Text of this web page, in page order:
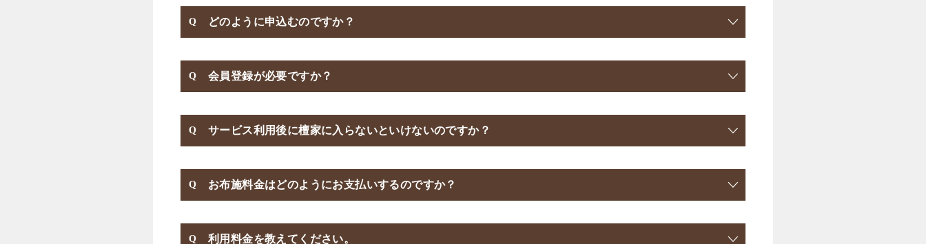
どのように申込むのですか？
会員登録が必要ですか？
サービス利用後に檀家に入らないといけないのですか？
お布施料金はどのようにお支払いするのですか？
利用料金を教えてください。